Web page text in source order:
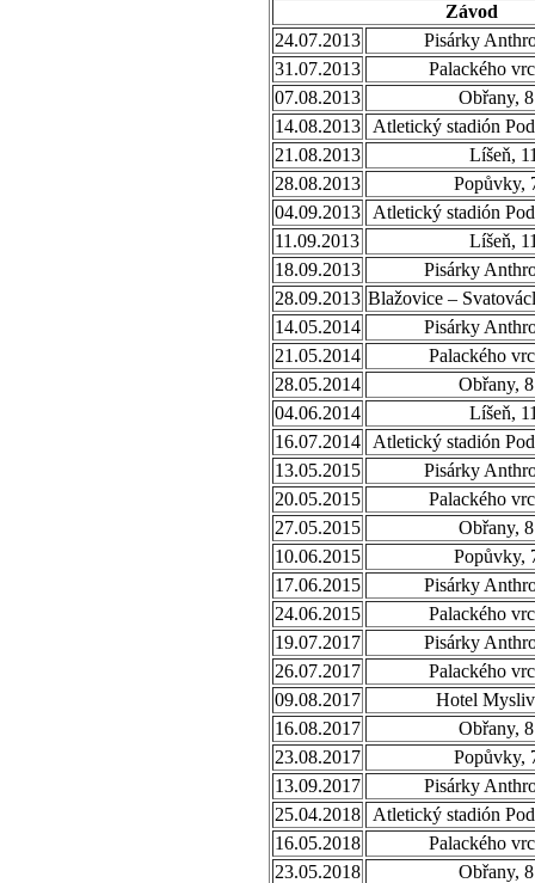
Závod
24.07.2013
Pisárky
31.07.2013
Palackého
07.08.2013
Obřany,
14.08.2013
Atletický stadión
21.08.2013
Líšeň,
28.08.2013
Popůvky,
04.09.2013
Atletický stadión
11.09.2013
Líšeň,
18.09.2013
Pisárky
28.09.2013 Blažovice –
14.05.2014
Pisárky
21.05.2014
Palackého
28.05.2014
Obřany,
04.06.2014
Líšeň,
16.07.2014
Atletický stadión
13.05.2015
Pisárky
20.05.2015
Palackého
27.05.2015
Obřany,
10.06.2015
Popůvky,
17.06.2015
Pisárky
24.06.2015
Palackého
19.07.2017
Pisárky
26.07.2017
Palackého
09.08.2017
Hotel
16.08.2017
Obřany,
23.08.2017
Popůvky,
13.09.2017
Pisárky
25.04.2018
Atletický stadión
16.05.2018
Palackého
23.05.2018
Obřany,